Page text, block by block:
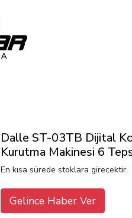
Dalle ST-03TB Dijital
Kurutma Makinesi 6
En kısa sürede stoklara girecektir.
Gelince Haber Ver